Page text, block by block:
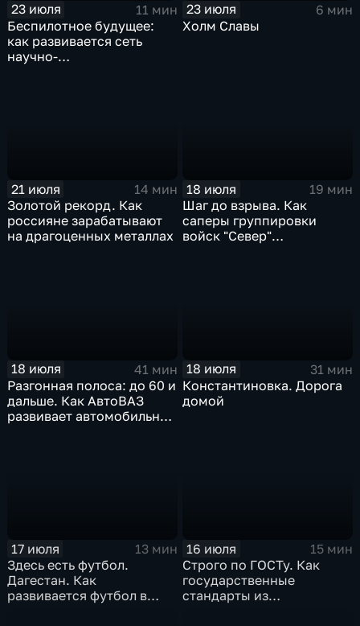
23 июля
11 мин
Беспилотное будущее:
как развивается сеть
научно-
23 июля
6 мин
Холм Славы
21 июля
14 мин
Золотой рекорд. Как
россияне зарабатывают
на драгоценных металлах
18 июля
19 мин
Шаг до взрыва. Как
саперы группировки
войск "Север"
18 июля
41 мин
Разгонная полоса: до 60 и
дальше. Как АвтоВАЗ
развивает автомобильную
18 июля
31 мин
Константиновка. Дорога
домой
17 июля
13 мин
Здесь есть футбол.
Дагестан. Как
развивается футбол в
16 июля
15 мин
Строго по ГОСТу. Как
государственные
стандарты из